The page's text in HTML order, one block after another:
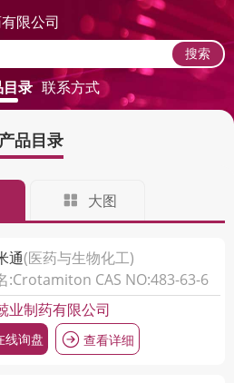
限公司
目录 联系方式
CO. LTD.
产品目录
大图
通(医药与生物化工)
:Crotamiton CAS NO:483-63-6
业制药有限公司
线询盘 查看详细